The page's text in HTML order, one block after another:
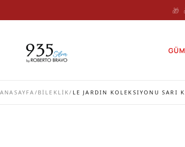
🎁
ANASAYFA / BİLEKLİK/ LE JARDIN KOLEKSIYONU SARI